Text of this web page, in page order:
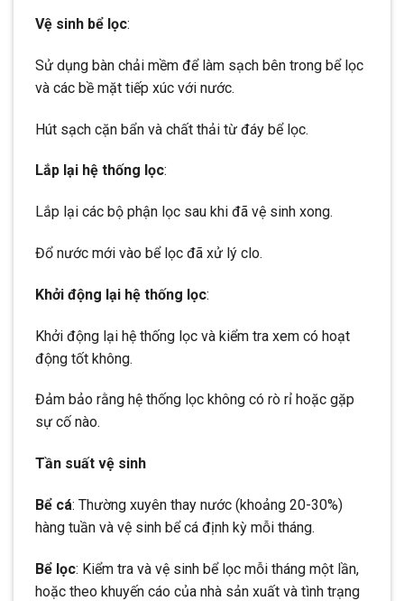
Vệ sinh bể lọc:
Sử dụng bàn chải mềm để làm sạch bên trong bể lọc
và các bề mặt tiếp xúc với nước.
Hút sạch cặn bẩn và chất thải từ đáy bể lọc.
Lắp lại hệ thống lọc:
Lắp lại các bộ phận lọc sau khi đã vệ sinh xong.
Đổ nước mới vào bể lọc đã xử lý clo.
Khởi động lại hệ thống lọc:
Khởi động lại hệ thống lọc và kiểm tra xem có hoạt
động tốt không.
Đảm bảo rằng hệ thống lọc không có rò rỉ hoặc gặp
sự cố nào.
Tần suất vệ sinh
Bể cá: Thường xuyên thay nước (khoảng 20-30%)
hàng tuần và vệ sinh bể cá định kỳ mỗi tháng.
Bể lọc: Kiểm tra và vệ sinh bể lọc mỗi tháng một lần,
hoặc theo khuyến cáo của nhà sản xuất và tình trạng